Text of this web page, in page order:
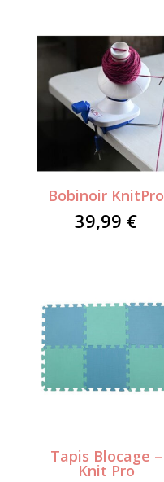
Bobinoir KnitPro
39,99 €
Tapis Blocage –
Knit Pro